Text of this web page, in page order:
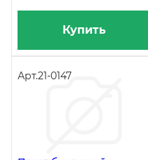
Купить
Арт.21-0147